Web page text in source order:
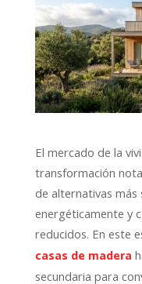
El mercado de la
transformación
de alternativas más
energéticamente y
reducidos. En este
casas de madera
secundaria para